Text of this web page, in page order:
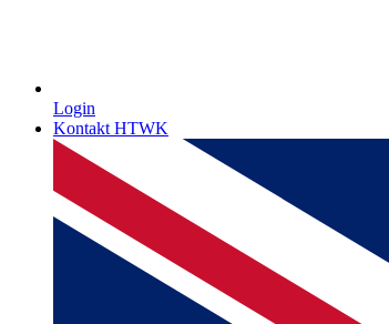
Login
Kontakt HTWK